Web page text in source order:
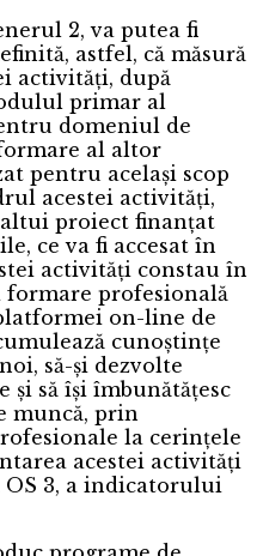
2, va putea fi
astfel, că măsură
activități, după
primar al
domeniul de
al altor
pentru același scop
acestei activități,
proiect finanțat
ce va fi accesat în
activități constau în
profesională
on-line de
cunoștințe
să-și dezvolte
și să își îmbunătățesc
muncă, prin
la cerințele
acestei activități
3, a indicatorului